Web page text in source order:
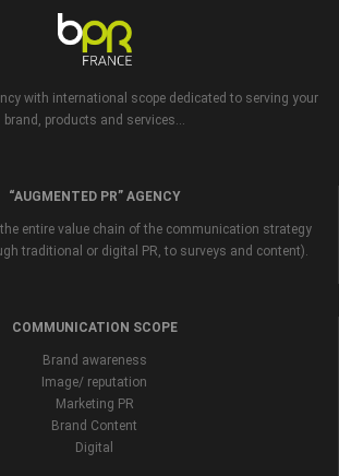
with international scope dedicated to serving your
brand, products and services...
“AUGMENTED PR” AGENCY
entire value chain of the communication strategy
traditional or digital PR, to surveys and content).
COMMUNICATION SCOPE
Brand awareness
Image/ reputation
Marketing PR
Brand Content
Digital